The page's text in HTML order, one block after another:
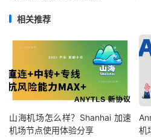
相关推荐
山海机场怎么样？Shanhai 加速
机场节点使用体验分享
机